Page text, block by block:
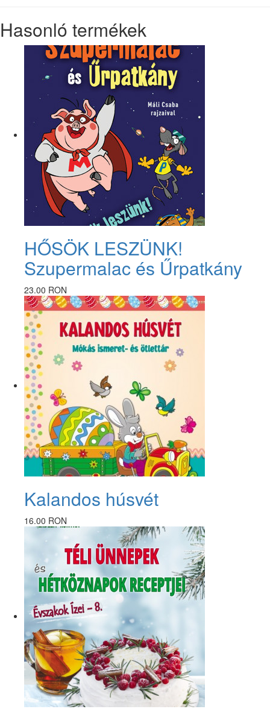
Hasonló termékek
HŐSÖK LESZÜNK!
Szupermalac és Űrpatkány
23.00 RON
Kalandos húsvét
16.00 RON